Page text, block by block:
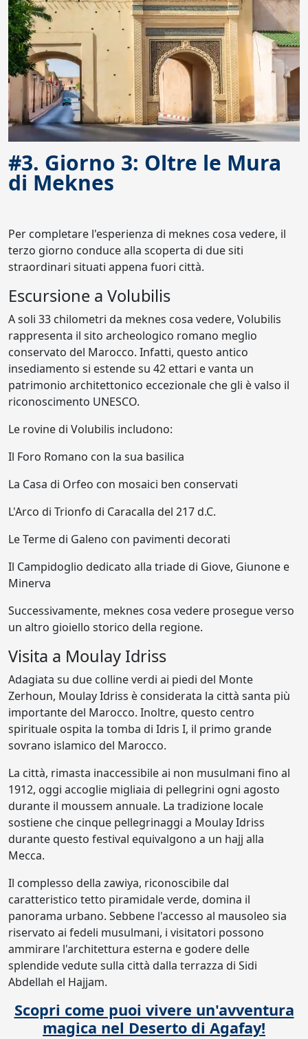
#3. Giorno 3: Oltre le Mura
di Meknes
Per completare l'esperienza di meknes cosa vedere, il
terzo giorno conduce alla scoperta di due siti
straordinari situati appena fuori città.
Escursione a Volubilis
A soli 33 chilometri da meknes cosa vedere, Volubilis
rappresenta il sito archeologico romano meglio
conservato del Marocco. Infatti, questo antico
insediamento si estende su 42 ettari e vanta un
patrimonio architettonico eccezionale che gli è valso il
riconoscimento UNESCO.
Le rovine di Volubilis includono:
Il Foro Romano con la sua basilica
La Casa di Orfeo con mosaici ben conservati
L'Arco di Trionfo di Caracalla del 217 d.C.
Le Terme di Galeno con pavimenti decorati
Il Campidoglio dedicato alla triade di Giove, Giunone e
Minerva
Successivamente, meknes cosa vedere prosegue verso
un altro gioiello storico della regione.
Visita a Moulay Idriss
Adagiata su due colline verdi ai piedi del Monte
Zerhoun, Moulay Idriss è considerata la città santa più
importante del Marocco. Inoltre, questo centro
spirituale ospita la tomba di Idris I, il primo grande
sovrano islamico del Marocco.
La città, rimasta inaccessibile ai non musulmani fino al
1912, oggi accoglie migliaia di pellegrini ogni agosto
durante il moussem annuale. La tradizione locale
sostiene che cinque pellegrinaggi a Moulay Idriss
durante questo festival equivalgono a un hajj alla
Mecca.
Il complesso della zawiya, riconoscibile dal
caratteristico tetto piramidale verde, domina il
panorama urbano. Sebbene l'accesso al mausoleo sia
riservato ai fedeli musulmani, i visitatori possono
ammirare l'architettura esterna e godere delle
splendide vedute sulla città dalla terrazza di Sidi
Abdellah el Hajjam.
Scopri come puoi vivere un'avventura
magica nel Deserto di Agafay!